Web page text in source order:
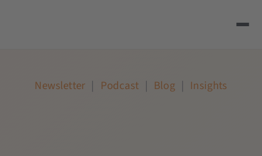
Newsletter | Podcast | Blog | Insights